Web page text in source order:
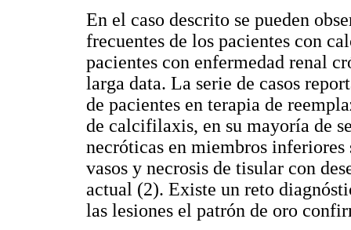
En el caso descrito se pueden
frecuentes de los pacientes con
pacientes con enfermedad renal
larga data. La serie de casos
de pacientes en terapia de
de calcifilaxis, en su mayoría de
necróticas en miembros
vasos y necrosis de tisular con
actual (2). Existe un reto
las lesiones el patrón de oro